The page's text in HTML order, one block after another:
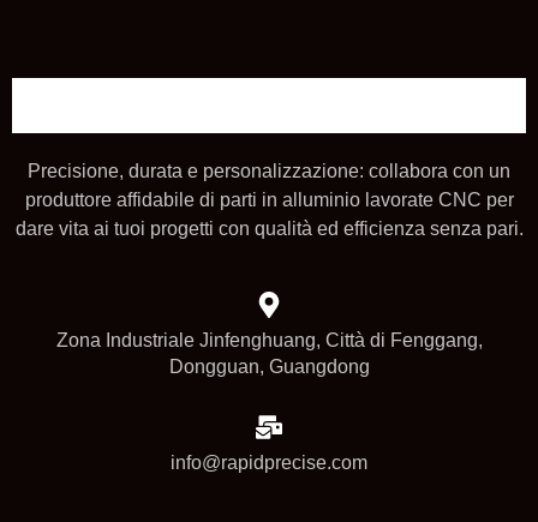
Precisione, durata e personalizzazione: collabora con un
produttore affidabile di parti in alluminio lavorate CNC per
dare vita ai tuoi progetti con qualità ed efficienza senza pari.
Zona Industriale Jinfenghuang, Città di Fenggang,
Dongguan, Guangdong
info@rapidprecise.com